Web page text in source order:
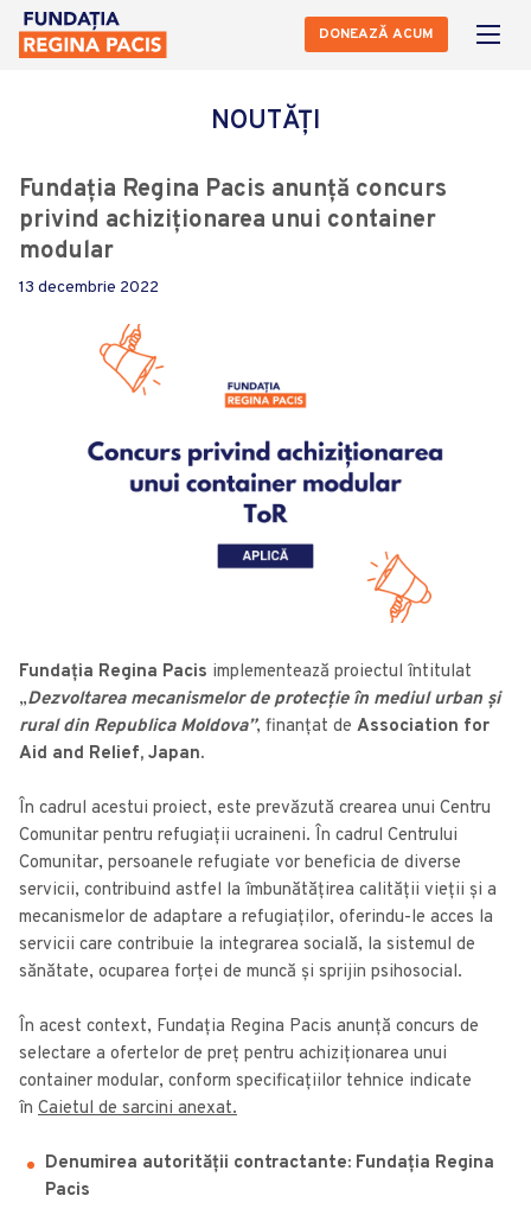
DONEAZĂ ACUM
NOUTĂȚI
Fundația Regina Pacis anunță concurs
privind achiziționarea unui container
modular
13 decembrie 2022
Fundația Regina Pacis implementează proiectul întitulat
„Dezvoltarea mecanismelor de protecție în mediul urban și
rural din Republica Moldova”, finanțat de Association for
Aid and Relief, Japan.
În cadrul acestui proiect, este prevăzută crearea unui Centru
Comunitar pentru refugiații ucraineni. În cadrul Centrului
Comunitar, persoanele refugiate vor beneficia de diverse
servicii, contribuind astfel la îmbunătățirea calității vieții și a
mecanismelor de adaptare a refugiaților, oferindu-le acces la
servicii care contribuie la integrarea socială, la sistemul de
sănătate, ocuparea forței de muncă și sprijin psihosocial.
În acest context, Fundația Regina Pacis anunță concurs de
selectare a ofertelor de preț pentru achiziționarea unui
container modular, conform specificațiilor tehnice indicate
în Caietul de sarcini anexat.
Denumirea autorității contractante: Fundația Regina
Pacis